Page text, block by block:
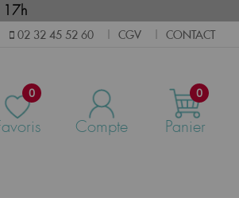
17h
02 32 45 52 60 CGV CONTACT
0
Compte
0
Panier